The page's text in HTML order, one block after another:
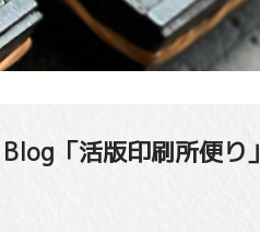
Blog「活版印刷所便り」